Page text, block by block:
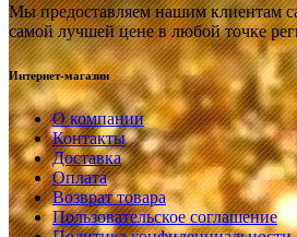
Мы предоставляем нашим клиентам
самой лучшей цене в любой точке
Интернет-магазин
О компании
Контакты
Доставка
Оплата
Возврат товара
Пользовательское соглашение